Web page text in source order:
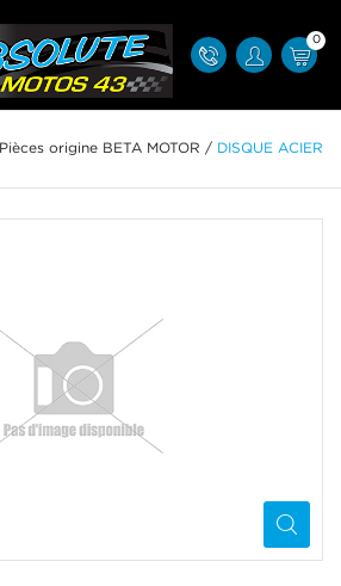
0
Pièces origine BETA MOTOR / DISQUE ACIER